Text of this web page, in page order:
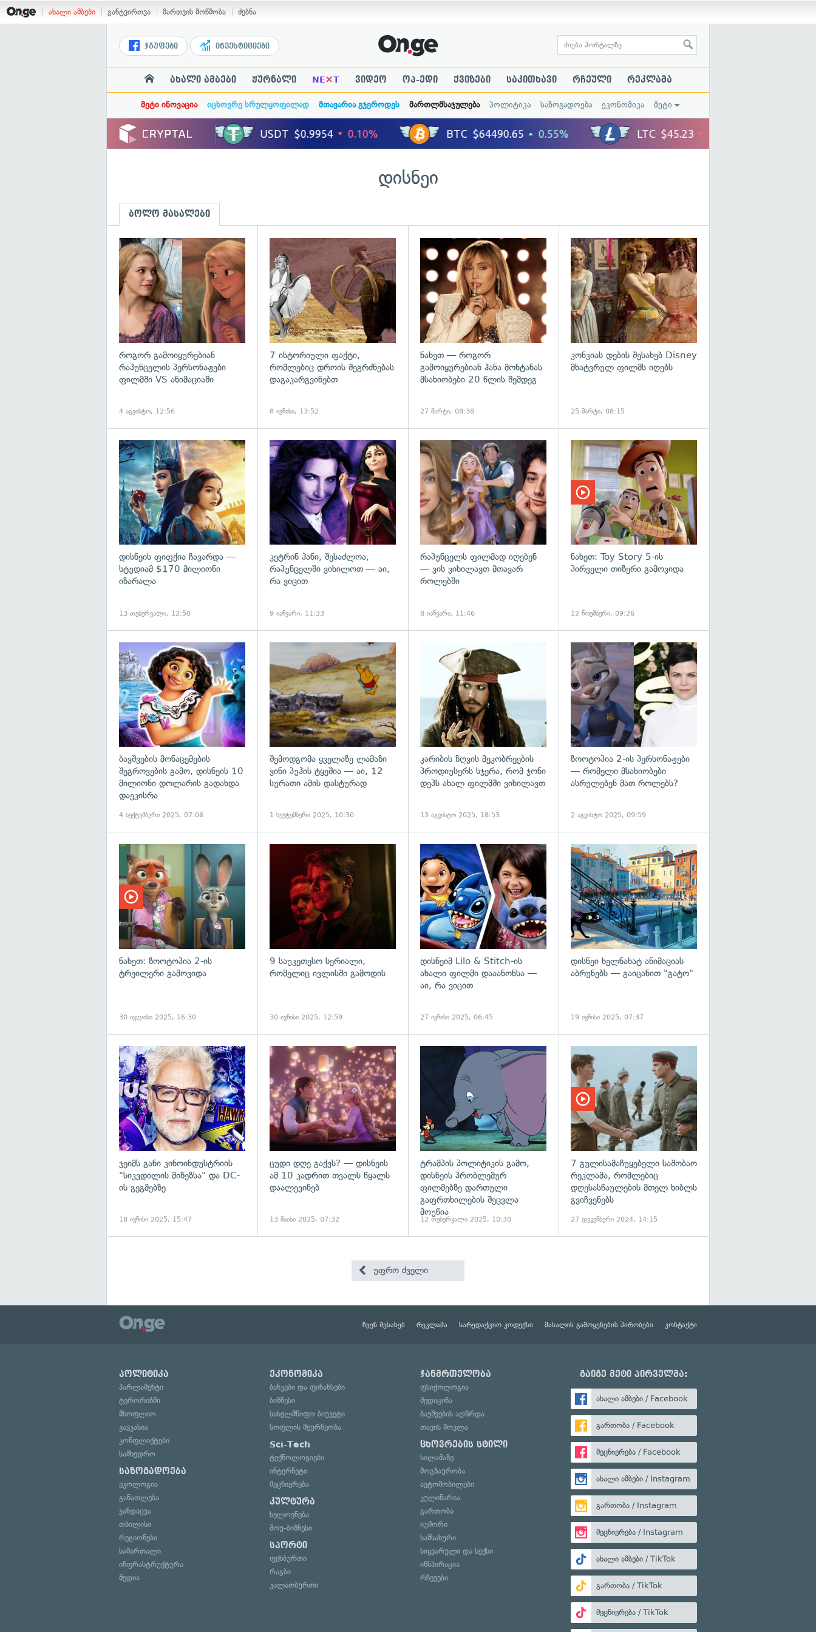
ახალი ამბები განტვირთვა მართვის მოწმობა ძებნა
ჯგუფები ინვესტიციები
ახალი ამბები ჟურნალი NE×T ვიდეო ოპ-ედი ქვიზები საკითხავი რჩეული რეკლამა
მეტი ინოვაცია იცხოვრე სრულყოფილად მთავარია გჯეროდეს მართლმსაჯულება პოლიტიკა საზოგადოება ეკონომიკა მეტი
დისნეი
ბოლო მასალები
როგორ გამოიყურებიან
რაპუნცელის პერსონაჟები
ფილმში VS ანიმაციაში
4 აგვისტო, 12:56
გადახედვა
7 ისტორიული ფაქტი,
რომლებიც დროის შეგრძნებას
დაგაკარგვინებთ
8 ივნისი, 13:52
გადახედვა
ნახეთ — როგორ
გამოიყურებიან ჰანა მონტანას
მსახიობები 20 წლის შემდეგ
27 მარტი, 08:38
კონკიას დების შესახებ Disney
მხატვრულ ფილმს იღებს
25 მარტი, 08:15
გადახედვა
დისნეის ფიფქია ჩავარდა —
სტუდიამ $170 მილიონი
იზარალა
13 თებერვალი, 12:50
გადახედვა
კეტრინ ჰანი, შესაძლოა,
რაპუნცელში ვიხილოთ — აი,
რა ვიცით
9 იანვარი, 11:33
გადახედვა
რაპუნცელს ფილმად იღებენ
— ვის ვიხილავთ მთავარ
როლებში
8 იანვარი, 11:46
ნახეთ: Toy Story 5-ის
პირველი თიზერი გამოვიდა
12 ნოემბერი, 09:26
ბავშვების მონაცემების
შეგროვების გამო, დისნეის 10
მილიონი დოლარის გადახდა
დაეკისრა
4 სექტემბერი 2025, 07:06
შემოდგომა ყველაზე ლამაზი
ვინი პუჰის ტყეშია — აი, 12
სურათი ამის დასტურად
1 სექტემბერი 2025, 10:30
გადახედვა
კარიბის ზღვის მეკობრეების
პროდიუსერს სჯერა, რომ ჯონი
დეპს ახალ ფილმში ვიხილავთ
13 აგვისტო 2025, 18:53
ზოოტოპია 2-ის პერსონაჟები
— რომელი მსახიობები
ასრულებენ მათ როლებს?
2 აგვისტო 2025, 09:59
ნახეთ: ზოოტოპია 2-ის
ტრეილერი გამოვიდა
30 ივლისი 2025, 16:30
გადახედვა
9 საუკეთესო სერიალი,
რომელიც ივლისში გამოდის
30 ივნისი 2025, 12:59
გადახედვა
დისნეიმ Lilo & Stitch-ის
ახალი ფილმი დააანონსა —
აი, რა ვიცით
27 ივნისი 2025, 06:45
დისნეი ხელნახატ ანიმაციას
აბრუნებს — გაიცანით "გატო"
19 ივნისი 2025, 07:37
გადახედვა
ჯეიმს განი კინოინდუსტრიის
"სიკვდილის მიზეზსა" და DC-
ის გეგმებზე
18 ივნისი 2025, 15:47
ცუდი დღე გაქვს? — დისნეის
ამ 10 კადრით თვალს წყალს
დაალევინებ
13 მაისი 2025, 07:32
გადახედვა
ტრამპის პოლიტიკის გამო,
დისნეის პრობლემურ
ფილმებზე დართული
გაფრთხილების შეცვლა
მოუწია
12 თებერვალი 2025, 10:30
7 გულისამაჩუყებელი საშობაო
რეკლამა, რომლებიც
დღესასწაულების მთელ ხიბლს
გვიჩვენებს
27 დეკემბერი 2024, 14:15
უფრო ძველი
ჩვენ შესახებ რეკლამა სარედაქციო კოდექსი მასალის გამოყენების პირობები კონტაქტი
პოლიტიკა
პარლამენტი
ტერორიზმი
მსოფლიო
კავკასია
კონფლიქტები
სამხედრო
საზოგადოება
ეკოლოგია
განათლება
ჯანდაცვა
თბილისი
რეგიონები
სამართალი
ინფრასტრუქტურა
მედია
ეკონომიკა
ბანკები და ფინანსები
ბიზნესი
სახელმწიფო ბიუჯეტი
სოფლის მეურნეობა
Sci-Tech
ტექნოლოგიები
ინტერნეტი
მეცნიერება
კულტურა
ხელოვნება
შოუ-ბიზნესი
სპორტი
ფეხბურთი
რაგბი
კალათბურთი
ჯანმრთელობა
ფსიქოლოგია
მედიცინა
ბავშვების აღზრდა
თავის მოვლა
ცხოვრების სტილი
სილამაზე
მოგზაურობა
ავტომობილები
კულინარია
გართობა
იუმორი
სამსახური
სიყვარული და სექსი
ინსპირაცია
რჩევები
გაიგე მეტი პირველმა:
ახალი ამბები / Facebook
გართობა / Facebook
მეცნიერება / Facebook
ახალი ამბები / Instagram
გართობა / Instagram
მეცნიერება / Instagram
ახალი ამბები / TikTok
გართობა / TikTok
მეცნიერება / TikTok